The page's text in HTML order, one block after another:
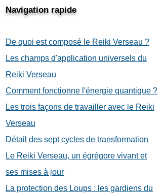
Navigation rapide
De quoi est composé le Reiki Verseau ?
Les champs d'application universels du
Reiki Verseau
Comment fonctionne l'énergie quantique ?
Les trois façons de travailler avec le Reiki
Verseau
Détail des sept cycles de transformation
Le Reiki Verseau, un égrégore vivant et
ses mises à jour
La protection des Loups : les gardiens du